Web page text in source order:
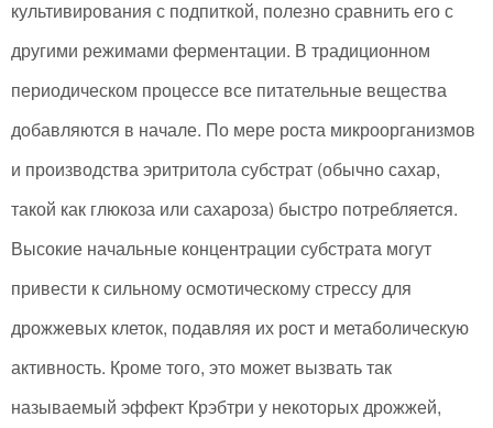
культивирования с подпиткой, полезно сравнить его с
другими режимами ферментации. В традиционном
периодическом процессе все питательные вещества
добавляются в начале. По мере роста микроорганизмов
и производства эритритола субстрат (обычно сахар,
такой как глюкоза или сахароза) быстро потребляется.
Высокие начальные концентрации субстрата могут
привести к сильному осмотическому стрессу для
дрожжевых клеток, подавляя их рост и метаболическую
активность. Кроме того, это может вызвать так
называемый эффект Крэбтри у некоторых дрожжей,